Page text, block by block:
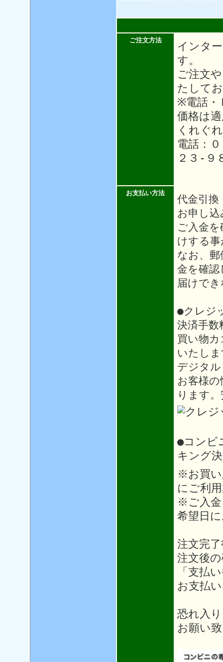
ご注文方法
インタ
す。
ご注文
たして
※電話・
価格は
くれぐ
電話：
２３-９
お支払い方法
代金引
お申し
ご入金
けする
なお、
金を確
届けで
●クレジ
決済手数
買い物
いたし
デジタ
お客様
ります
●コンビ
キング
※お買い
にご利
※ご入金
希望日
注文完
注文後
「支払
お支払
恐れ入
お願い